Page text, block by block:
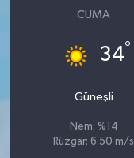
CUMA
34°
Güneşli
Nem: %14
Rüzgar: 6.50 m/s